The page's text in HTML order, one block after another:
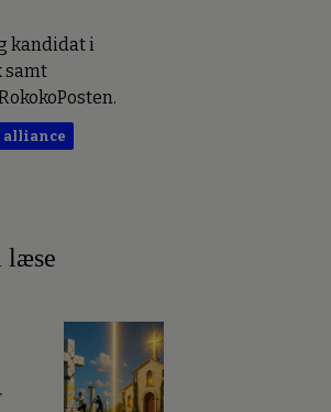
kandidat i
samt
alliance
læse